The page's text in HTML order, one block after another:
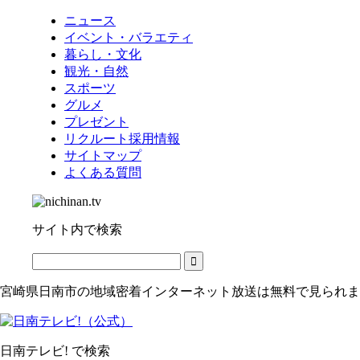
ニュース
イベント・バラエティ
暮らし・文化
観光・自然
スポーツ
グルメ
プレゼント
リクルート採用情報
サイトマップ
よくある質問
サイト内で検索
宮崎県日南市の地域密着インターネット放送は無料で見られ
日南テレビ! で検索